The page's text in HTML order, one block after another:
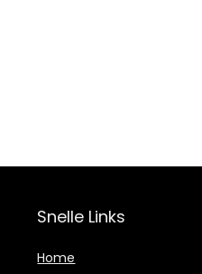
Snelle Links
Home